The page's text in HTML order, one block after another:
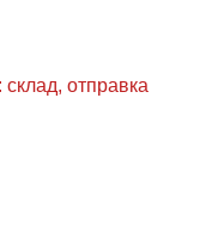
отправка